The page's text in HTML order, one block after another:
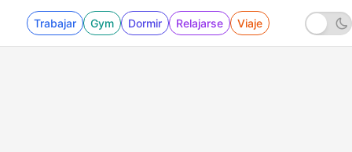
Trabajar Gym Dormir Relajarse Viaje